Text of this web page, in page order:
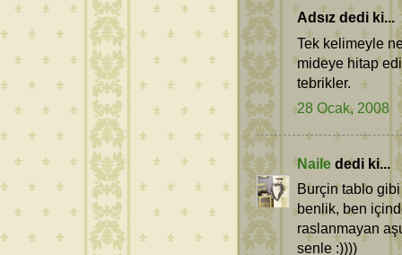
Adsız dedi ki...
Tek kelimeyle
mideye hitap
tebrikler.
28 Ocak, 2008
Naile dedi ki...
Burçin tablo
benlik, ben
raslanmayan
senle :))))